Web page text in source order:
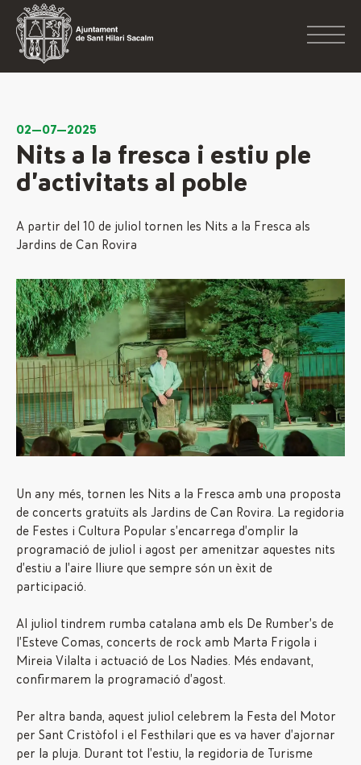
02—07—2025
Nits a la fresca i estiu ple
d’activitats al poble
A partir del 10 de juliol tornen les Nits a la Fresca als
Jardins de Can Rovira
Un any més, tornen les Nits a la Fresca amb una proposta
de concerts gratuïts als Jardins de Can Rovira. La regidoria
de Festes i Cultura Popular s’encarrega d’omplir la
programació de juliol i agost per amenitzar aquestes nits
d’estiu a l’aire lliure que sempre són un èxit de
participació.
Al juliol tindrem rumba catalana amb els De Rumber’s de
l’Esteve Comas, concerts de rock amb Marta Frigola i
Mireia Vilalta i actuació de Los Nadies. Més endavant,
confirmarem la programació d’agost.
Per altra banda, aquest juliol celebrem la Festa del Motor
per Sant Cristòfol i el Festhilari que es va haver d’ajornar
per la pluja. Durant tot l’estiu, la regidoria de Turisme